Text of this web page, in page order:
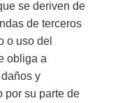
se deriven de
de terceros
o uso del
obliga a
y
por su parte de